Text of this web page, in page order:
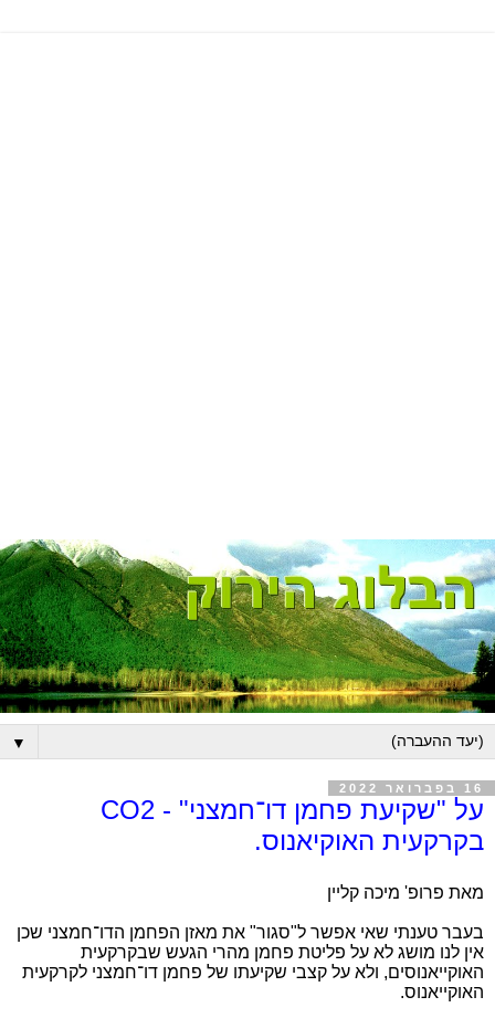
▼
16 בפברואר 2022
על "שקיעת פחמן דו־חמצני" - CO2
בקרקעית האוקיאנוס.
מאת פרופ' מיכה קליין
בעבר טענתי שאי אפשר ל"סגור" את מאזן הפחמן הדו־חמצני שכן
אין לנו מושג לא על פליטת פחמן מהרי הגעש שבקרקעית
האוקייאנוסים, ולא על קצבי שקיעתו של פחמן דו־חמצני לקרקעית
האוקייאנוס.